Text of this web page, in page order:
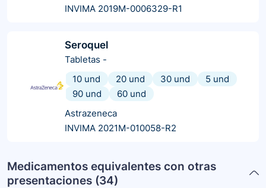
INVIMA 2019M-0006329-R1
Seroquel
Tabletas -
10 und
20 und 30 und
5 und
90 und
60 und
Astrazeneca
INVIMA 2021M-010058-R2
Medicamentos equivalentes con otras
presentaciones (34)